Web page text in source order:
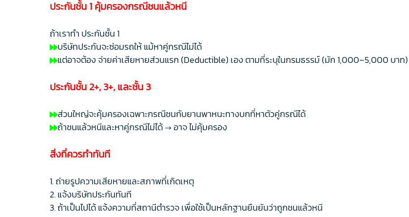
ประกันชั้น 1 คุ้มครองกรณีชนแล้วหนี
ถ้าเราทำ ประกันชั้น 1
บริษัทประกันจะซ่อมรถให้ แม้หาคู่กรณีไม่ได้
แต่อาจต้อง จ่ายค่าเสียหายส่วนแรก (Deductible) เอง ตามที่ระบุในกรมธรรม์ (มัก 1,000–5,000 บาท)
ประกันชั้น 2+, 3+, และชั้น 3
ส่วนใหญ่จะคุ้มครองเฉพาะกรณีชนกับยานพาหนะทางบกที่หาตัวคู่กรณีได้
ถ้าชนแล้วหนีและหาคู่กรณีไม่ได้ → อาจ ไม่คุ้มครอง
สิ่งที่ควรทำทันที
1. ถ่ายรูปความเสียหายและสภาพที่เกิดเหตุ
2. แจ้งบริษัทประกันทันที
3. ถ้าเป็นไปได้ แจ้งความที่สถานีตำรวจ เพื่อใช้เป็นหลักฐานยืนยันว่าถูกชนแล้วหนี